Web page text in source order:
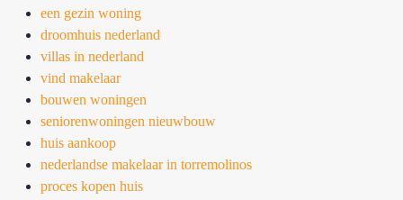
een gezin woning
droomhuis nederland
villas in nederland
vind makelaar
bouwen woningen
seniorenwoningen nieuwbouw
huis aankoop
nederlandse makelaar in torremolinos
proces kopen huis